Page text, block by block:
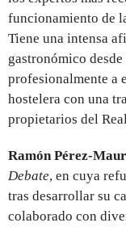
funcionamiento de
Tiene una intensa
gastronómico
profesionalmente a
hostelera con una
propietarios del
Ramón Pérez-
Debate, en cuya
tras desarrollar su
colaborado con